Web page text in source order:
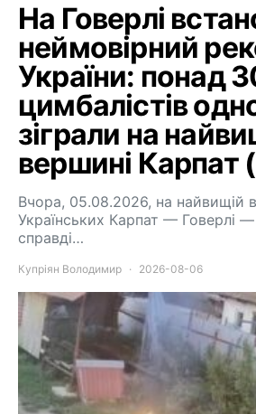
На Говерлі
неймовірний
України: понад
цимбалістів
зіграли на
вершині Карпат
Вчора, 05.08.2026, на найвищій
Українських Карпат — Говерлі —
справді…
Купріян Володимир 2026-08-06